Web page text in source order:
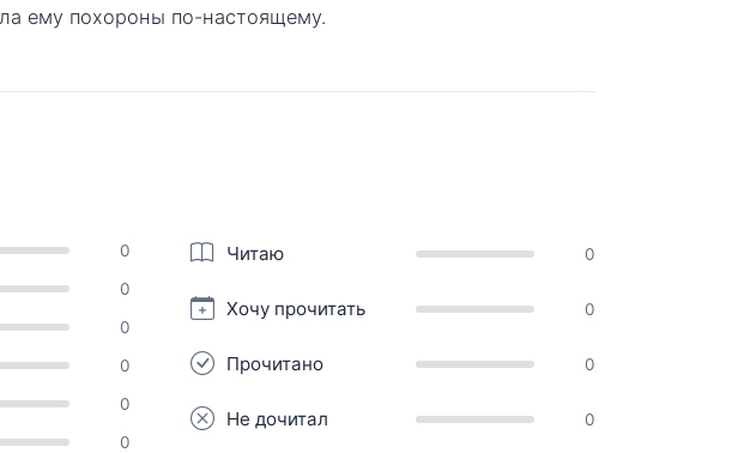
ему похороны по-настоящему.
0
0
0
0
0
0
Читаю 0
Хочу прочитать 0
Прочитано 0
Не дочитал 0